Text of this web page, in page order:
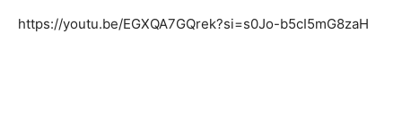
https://youtu.be/EGXQA7GQrek?si=s0Jo-b5cI5mG8zaH